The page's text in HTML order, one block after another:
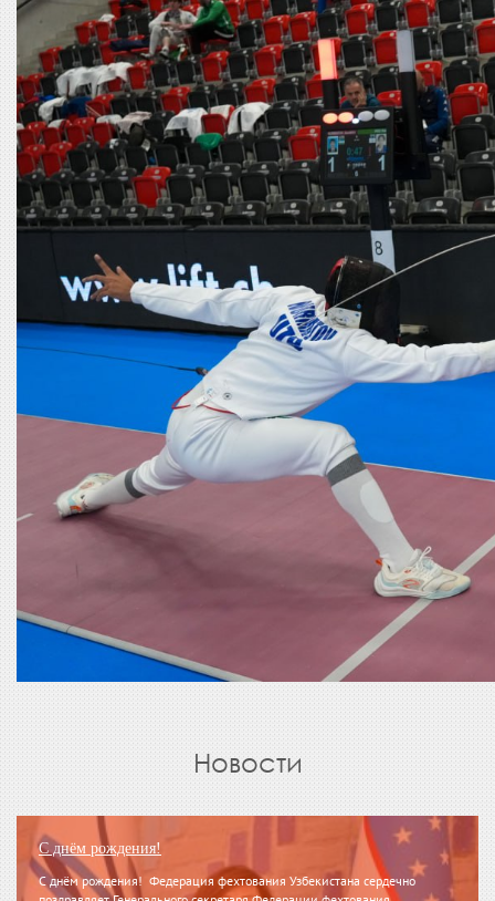
Новости
С днём рождения!
С днём рождения! Федерация фехтования Узбекистана сердечно